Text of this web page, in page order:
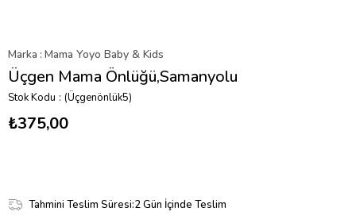
Marka : Mama Yoyo Baby & Kids
Üçgen Mama Önlüğü,Samanyolu
Stok Kodu (Üçgenönlük5)
₺375,00
Tahmini Teslim Süresi:2 Gün İçinde Teslim